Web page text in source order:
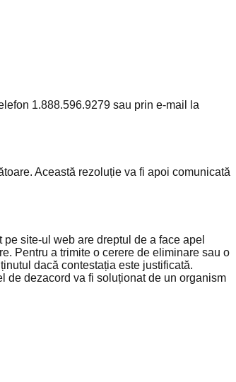
1.888.596.9279 sau prin e-mail la
Această rezoluție va fi apoi comunicată
site-ul web are dreptul de a face apel
Pentru a trimite o cerere de eliminare sau o
dacă contestația este justificată.
de dezacord va fi soluționat de un organism